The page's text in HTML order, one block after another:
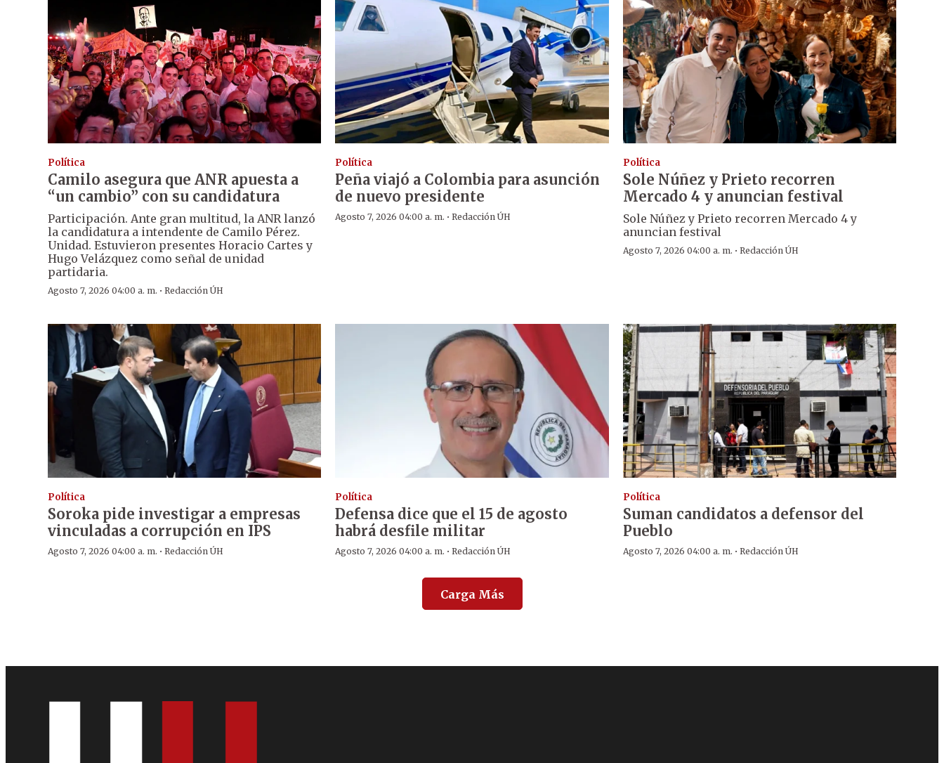
Política
Camilo asegura que ANR apuesta a
“un cambio” con su candidatura
Participación. Ante gran multitud, la ANR lanzó
la candidatura a intendente de Camilo Pérez.
Unidad. Estuvieron presentes Horacio Cartes y
Hugo Velázquez como señal de unidad
partidaria.
Agosto 7, 2026 04:00 a. m. · Redacción ÚH
Política
Peña viajó a Colombia para asunción
de nuevo presidente
Agosto 7, 2026 04:00 a. m. ·Redacción ÚH
Política
Sole Núñez y Prieto recorren
Mercado 4 y anuncian festival
Sole Núñez y Prieto recorren Mercado 4 y
anuncian festival
Agosto 7, 2026 04:00 a. m. · Redacción ÚH
Política
Soroka pide investigar a empresas
vinculadas a corrupción en IPS
Agosto 7, 2026 04:00 a. m. · Redacción ÚH
Política
Defensa dice que el 15 de agosto
habrá desfile militar
Agosto 7, 2026 04:00 a. m. ·Redacción ÚH
Política
Suman candidatos a defensor del
Pueblo
Agosto 7, 2026 04:00 a. m. · Redacción ÚH
Carga Más